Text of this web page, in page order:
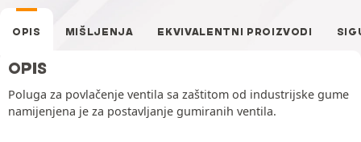
OPIS MIŠLJENJA EKVIVALENTNI PROIZVODI
OPIS
Poluga za povlačenje ventila sa zaštitom od industrijske gume
namijenjena je za postavljanje gumiranih ventila.